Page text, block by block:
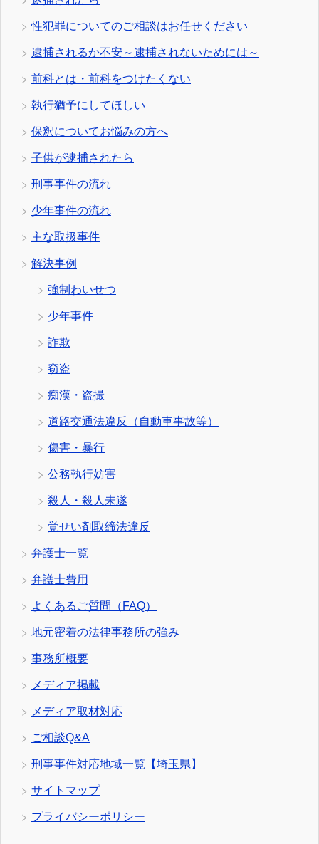
性犯罪についてのご相談はお任せください
逮捕されるか不安～逮捕されないためには～
前科とは・前科をつけたくない
執行猶予にしてほしい
保釈についてお悩みの方へ
子供が逮捕されたら
刑事事件の流れ
少年事件の流れ
主な取扱事件
解決事例
強制わいせつ
少年事件
詐欺
窃盗
痴漢・盗撮
道路交通法違反（自動車事故等）
傷害・暴行
公務執行妨害
殺人・殺人未遂
覚せい剤取締法違反
弁護士一覧
弁護士費用
よくあるご質問（FAQ）
地元密着の法律事務所の強み
事務所概要
メディア掲載
メディア取材対応
ご相談Q&A
刑事事件対応地域一覧【埼玉県】
サイトマップ
プライバシーポリシー